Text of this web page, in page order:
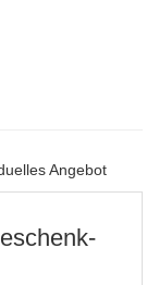
Angebot